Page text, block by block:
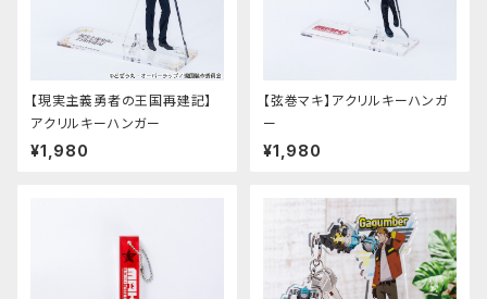
【現実主義勇者の王国再建記】
アクリルキーハンガー
¥1,980
【弦巻マキ】アクリルキーハンガ
ー
¥1,980